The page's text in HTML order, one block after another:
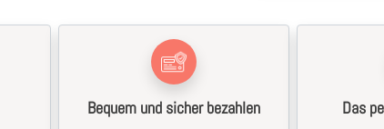
Bequem und sicher bezahlen Das